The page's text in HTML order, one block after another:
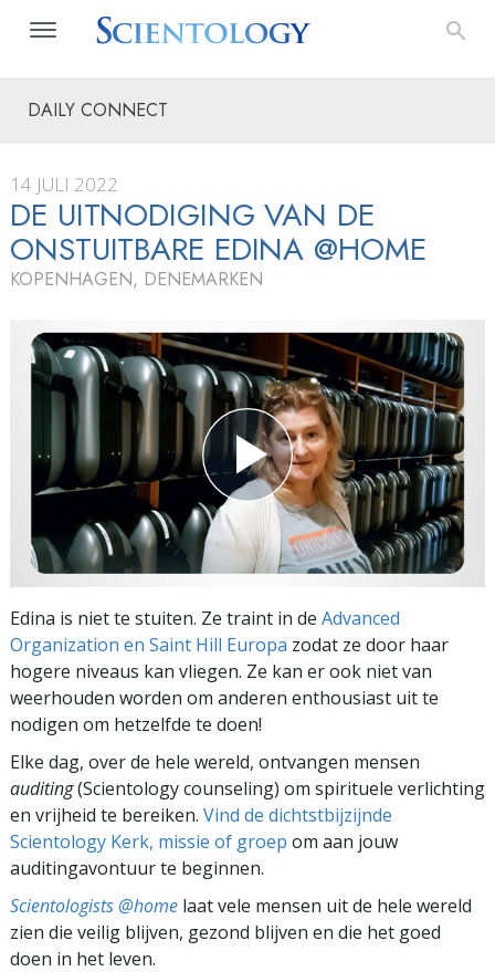
DAILY CONNECT
14 JULI 2022
DE UITNODIGING VAN DE
ONSTUITBARE EDINA @HOME
KOPENHAGEN, DENEMARKEN
Edina is niet te stuiten. Ze traint in de Advanced
Organization en Saint Hill Europa zodat ze door haar
hogere niveaus kan vliegen. Ze kan er ook niet van
weerhouden worden om anderen enthousiast uit te
nodigen om hetzelfde te doen!
Elke dag, over de hele wereld, ontvangen mensen
auditing(Scientology counseling) om spirituele verlichting
en vrijheid te bereiken. Vind de dichtstbijzijnde
Scientology Kerk, missie of groep om aan jouw
auditingavontuur te beginnen.
Scientologists @home laat vele mensen uit de hele wereld
zien die veilig blijven, gezond blijven en die het goed
doen in het leven.